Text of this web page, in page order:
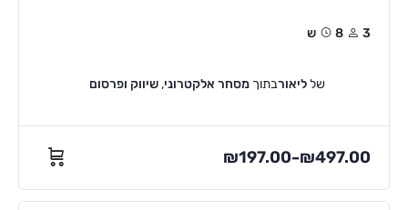
3 8ש
שלליאורבתוך מסחר אלקטרוני, שיווק ופרסום
₪197.00–₪497.00